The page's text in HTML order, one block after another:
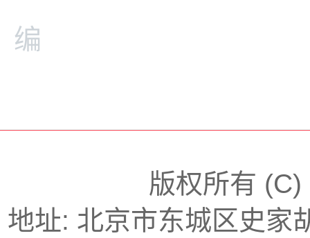
编
版权所有
地址: 北京市东城区